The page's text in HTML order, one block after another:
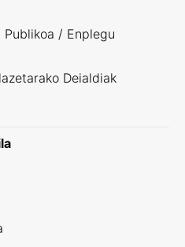
Publikoa / Enplegu
Deialdiak